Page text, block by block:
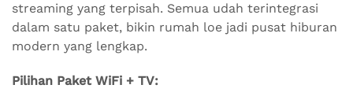
streaming yang terpisah. Semua udah terintegrasi
dalam satu paket, bikin rumah loe jadi pusat hiburan
modern yang lengkap.
Pilihan Paket WiFi + TV: